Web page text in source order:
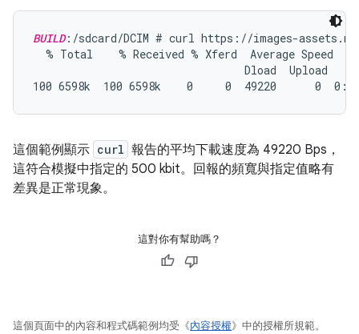
BUILD:/sdcard/DCIM # curl https://images-
% Total    % Received % Xferd  Average Speed
Dload  Upload
這個範例顯示 curl 報告的平均下載速度為 49220 Bps，
這符合模擬中指定的 500 kbit。回報的頻寬與指定值略有
差異是正常現象。
這對你有幫助嗎？
這個頁面中的內容和程式碼範例均受《內容授權》中的授權所規範。